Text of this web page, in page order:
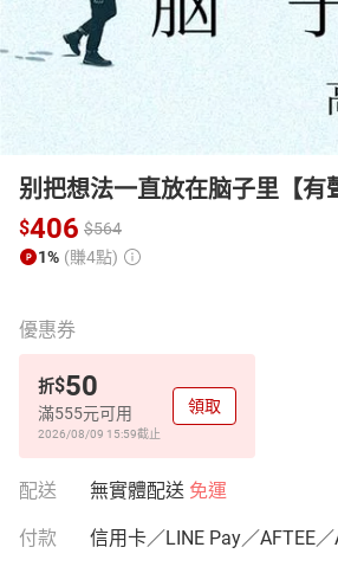
别把想法一直放在脑子里【有
$406 $564
1% (賺4點)
優惠券
折$50
滿555元可用
2026/08/09 15:59截止
領取
配送 無實體配送 免運
付款 信用卡／LINE Pay／AFTEE